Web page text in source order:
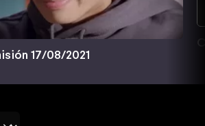
17/08/2021